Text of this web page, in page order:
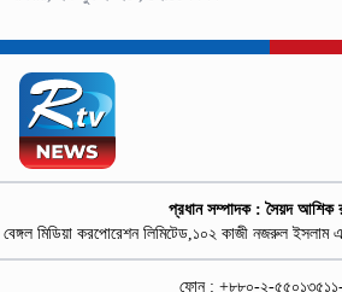
প্রধান সম্পাদক : সৈয়দ আশিক
বেঙ্গল মিডিয়া করপোরেশন লিমিটেড,১০২ কাজী নজরুল ইসলাম
ফোন : +৮৮০-২-